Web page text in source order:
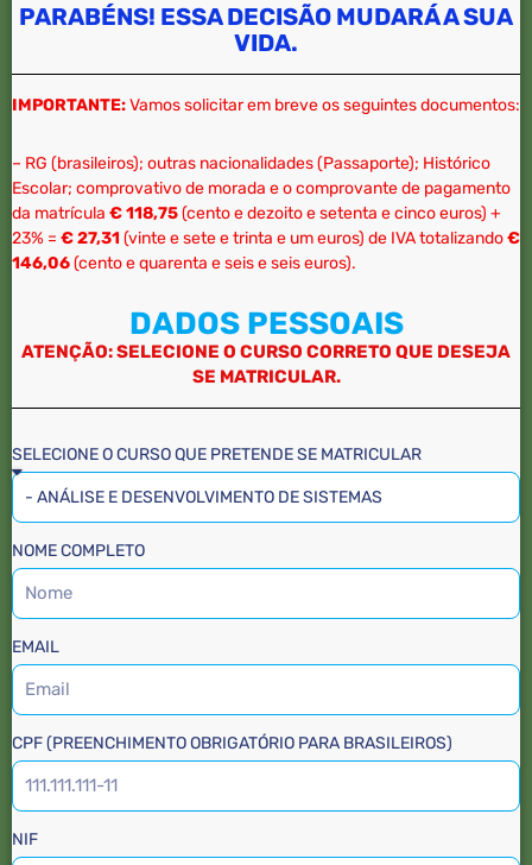
PARABÉNS! ESSA DECISÃO MUDARÁ A SUA
VIDA.
IMPORTANTE:Vamos solicitar em breve os seguintes documentos:
– RG (brasileiros); outras nacionalidades (Passaporte); Histórico
Escolar; comprovativo de morada e o comprovante de pagamento
da matrícula €118,75(cento e dezoito e setenta e cinco euros) +
23% = €27,31 (vinte e sete e trinta e um euros) de IVA totalizando€
146,06(cento e quarenta e seis e seis euros).
DADOS PESSOAIS
ATENÇÃO: SELECIONE O CURSO CORRETO QUE DESEJA
SE MATRICULAR.
SELECIONE O CURSO QUE PRETENDE SE MATRICULAR
NOME COMPLETO
EMAIL
CPF (PREENCHIMENTO OBRIGATÓRIO PARA BRASILEIROS)
NIF